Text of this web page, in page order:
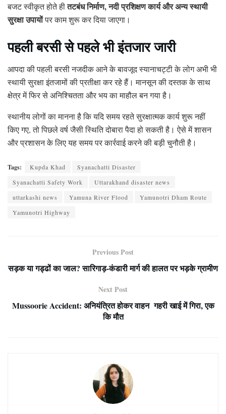
बजट स्वीकृत होते हीतटबंध निर्माण, नदी प्रशिक्षण कार्य और अन्य स्थायी
सुरक्षा उपायोंपर काम शुरू कर दिया जाएगा।
पहली बरसी से पहले भी इंतजार जारी
आपदा की पहली बरसी नजदीक आने के बावजूद स्यानाचट्टी के लोग अभी भी
स्थायी सुरक्षा इंतजामों की प्रतीक्षा कर रहे हैं। मानसून की दस्तक के साथ
क्षेत्र में फिर से अनिश्चितता और भय का माहौल बन गया है।
स्थानीय लोगों का मानना है कि यदि समय रहते सुरक्षात्मक कार्य शुरू नहीं
किए गए, तो पिछले वर्ष जैसी स्थिति दोबारा पैदा हो सकती है। ऐसे में शासन
और प्रशासन के लिए यह समय पर कार्रवाई करने की बड़ी चुनौती है।
Tags: Kupda Khad
Syanachatti Disaster
Syanachatti Safety Work
Uttarakhand disaster news
uttarkashi news
Yamuna River Flood
Yamunotri Dham Route
Yamunotri Highway
Previous Post
सड़क या गड्ढों का जाल? सारिगाड़-कंडारी मार्ग की हालत पर भड़के ग्रामीण
Next Post
Mussoorie Accident: अनियंत्रित होकर वाहन गहरी खाई में गिरा, एक
कि मौत